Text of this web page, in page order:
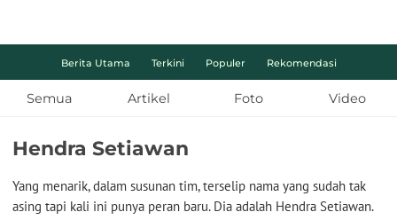
Berita Utama Terkini Populer Rekomendasi
Semua Artikel Foto Video
Hendra Setiawan
Yang menarik, dalam susunan tim, terselip nama yang sudah tak
asing tapi kali ini punya peran baru. Dia adalah Hendra Setiawan.